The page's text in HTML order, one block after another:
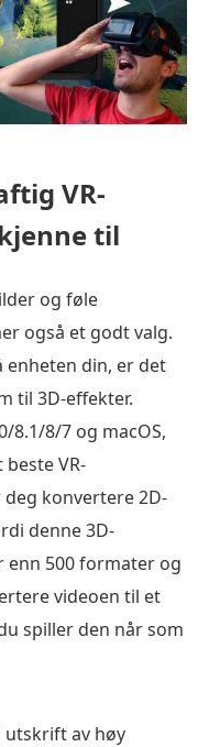
VR-
til
og føle
også et godt valg.
enheten din, er det
til 3D-effekter.
8.1/8/7 og macOS,
beste VR-
konvertere 2D-
denne 3D-
500 formater og
videoen til et
spiller den når som
av høy